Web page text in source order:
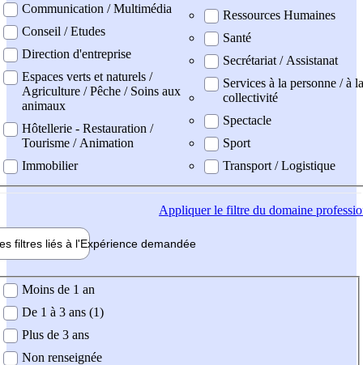
Communication / Multimédia
Conseil / Etudes
Direction d'entreprise
Espaces verts et naturels /
Agriculture / Pêche / Soins aux
animaux
Hôtellerie - Restauration /
Tourisme / Animation
Immobilier
Ressources Humaines
Santé
Secrétariat / Assistanat
Services à la personne / à la
collectivité
Spectacle
Sport
Transport / Logistique
Appliquerle filtre du domaine
filtres liés à l'Expérience demandée
demandée
Moins de 1 an
De 1 à 3 ans (1)
Plus de 3 ans
Non renseignée